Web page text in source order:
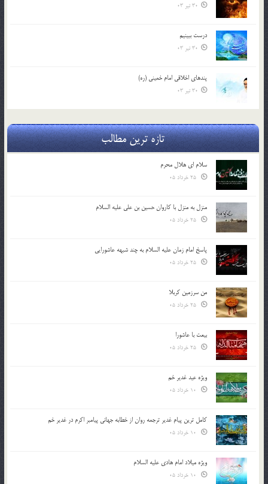
30 تیر 03
درست ببينيم
30 تیر 03
پندهاي اخلاقي امام خميني (ره)
30 تیر 03
تازه ترین مطالب
سلام ای هلال محرم
منزل به منزل با کاروان حسین بن علی علیه السلام
پاسخ امام زمان علیه السلام به چند شبهه عاشورایی
من سرزمین کربلا
بیعت با عاشورا
ویژه عید غدیر خم
کامل ترین پیام غدیر ترجمه روان از خطابه جهانی پیامبر اکرم در غدیر خم
ویژه میلاد امام هادی علیه السلام